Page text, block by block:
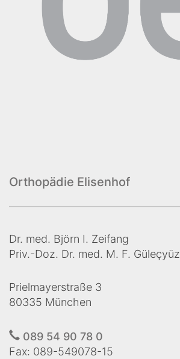
Orthopädie Elisenhof
Dr. med. Björn I. Zeifang
Priv.-Doz. Dr. med. M. F. Güleçyüz
Prielmayerstraße 3
80335 München
089 54 90 78 0
Fax: 089-549078-15